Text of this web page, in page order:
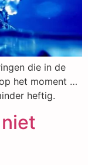
die in de
het moment …
heftig.